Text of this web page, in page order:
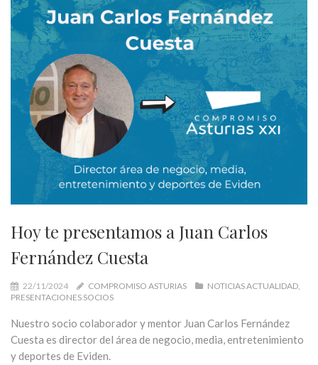
Hoy te presentamos a Juan Carlos
Fernández Cuesta
22/11/2024 COMPROMISO ASTURIAS
NOTICIAS ACTUALIDAD
PRESENTACIONES SOCIOS
Nuestro socio colaborador y mentor Juan Carlos Fernández
Cuesta es director del área de negocio, media, entretenimiento
y deportes de Eviden.